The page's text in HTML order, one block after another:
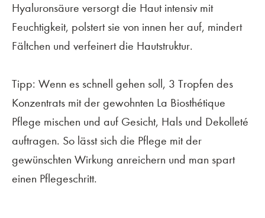
Hyaluronsäure versorgt die Haut intensiv mit
Feuchtigkeit, polstert sie von innen her auf, mindert
Fältchen und verfeinert die Hautstruktur.
Tipp: Wenn es schnell gehen soll, 3 Tropfen des
Konzentrats mit der gewohnten La Biosthétique
Pflege mischen und auf Gesicht, Hals und Dekolleté
auftragen. So lässt sich die Pflege mit der
gewünschten Wirkung anreichern und man spart
einen Pflegeschritt.